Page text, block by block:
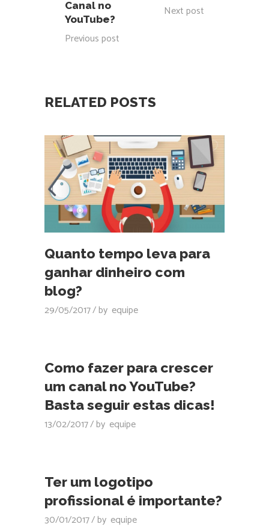
Canal no
YouTube?
Previous post
Next post
RELATED POSTS
Quanto tempo leva para
ganhar dinheiro com
blog?
29/05/2017 by equipe
Como fazer para crescer
um canal no YouTube?
Basta seguir estas dicas!
13/02/2017 by equipe
Ter um logotipo
profissional é importante?
30/01/2017 by equipe